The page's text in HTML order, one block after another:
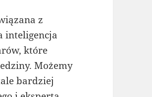
z
inteligencja
które
Możemy
bardziej